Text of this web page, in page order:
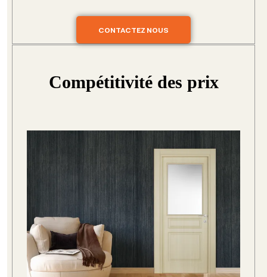
CONTACTEZ NOUS
Compétitivité des prix